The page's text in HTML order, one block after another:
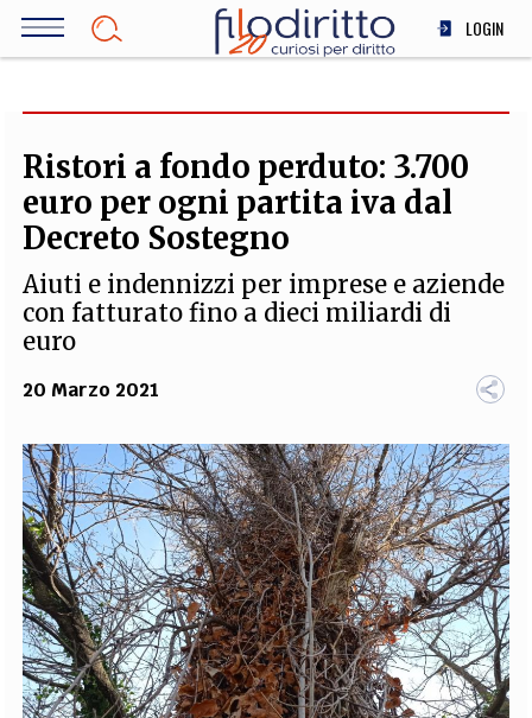
Salta
LOGIN
SOCIETÀ
MEDICINA
SCIENZA
STORIA E FILOSOFIA
INNOVAZIONE
ALTRO
FILODIRITTO REDAZIONE COMITATO SCIENTIFICO AUTORI CURATORI
FOTOGRAFI PARTNER COLLABORA CON NOI
EXTRA
CODICI RUBRICHE LIBRI PROCEEDINGS PUBBLICITÀ CONTATTI
SOCIAL MEDIA
Ristori a fondo perduto: 3.700
euro per ogni partita iva dal
Decreto Sostegno
Aiuti e indennizzi per imprese e aziende
con fatturato fino a dieci miliardi di
euro
20 Marzo 2021